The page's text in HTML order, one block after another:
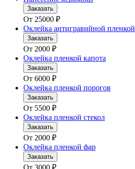
Заказать
От 25000 ₽
Оклейка антигравийной пленкой
Заказать
От 2000 ₽
Оклейка пленкой капота
Заказать
От 6000 ₽
Оклейка пленкой порогов
Заказать
От 5500 ₽
Оклейка пленкой стекол
Заказать
От 2000 ₽
Оклейка пленкой фар
Заказать